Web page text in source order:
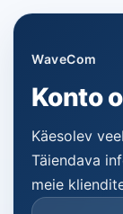
WaveCom
Konto
Käesolev
Täiendava
meie